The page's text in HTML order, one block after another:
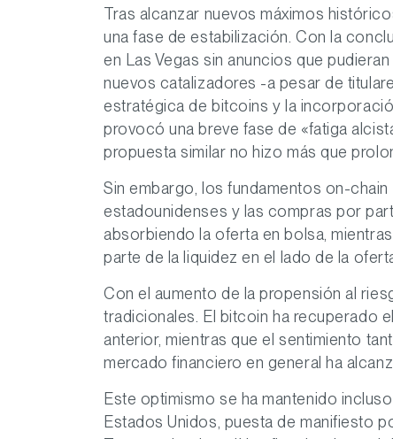
Tras alcanzar nuevos máximos
una fase de estabilización. Con la
en Las Vegas sin anuncios que
nuevos catalizadores -a pesar de
estratégica de bitcoins y la
provocó una breve fase de «fatiga
propuesta similar no hizo más que
Sin embargo, los fundamentos on-
estadounidenses y las compras por
absorbiendo la oferta en bolsa,
parte de la liquidez en el lado de la
Con el aumento de la propensión al
tradicionales. El bitcoin ha recuperado
anterior, mientras que el sentimiento
mercado financiero en general ha
Este optimismo se ha mantenido
Estados Unidos, puesta de manifiesto